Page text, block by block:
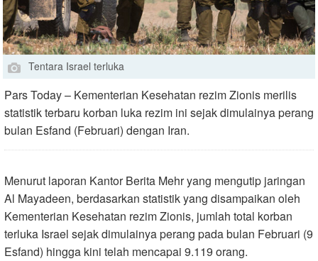
Tentara Israel terluka
Pars Today – Kementerian Kesehatan rezim Zionis merilis
statistik terbaru korban luka rezim ini sejak dimulainya perang
bulan Esfand (Februari) dengan Iran.
Menurut laporan Kantor Berita Mehr yang mengutip jaringan
Al Mayadeen, berdasarkan statistik yang disampaikan oleh
Kementerian Kesehatan rezim Zionis, jumlah total korban
terluka Israel sejak dimulainya perang pada bulan Februari (9
Esfand) hingga kini telah mencapai 9.119 orang.